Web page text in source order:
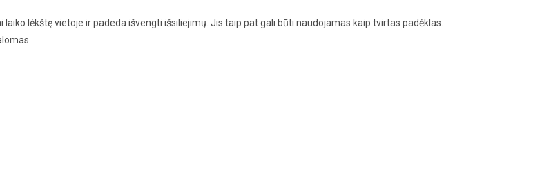
lėkštę vietoje ir padeda išvengti išsiliejimų. Jis taip pat gali būti naudojamas kaip tvirtas padėklas.